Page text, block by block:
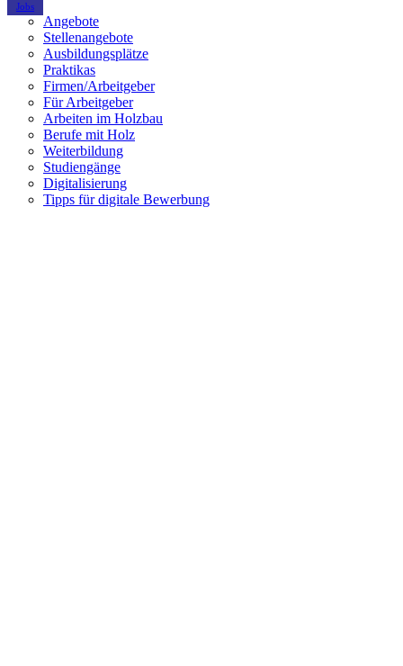
Jobs
Angebote
Stellenangebote
Ausbildungsplätze
Praktikas
Firmen/Arbeitgeber
Für Arbeitgeber
Arbeiten im Holzbau
Berufe mit Holz
Weiterbildung
Studiengänge
Digitalisierung
Tipps für digitale Bewerbung